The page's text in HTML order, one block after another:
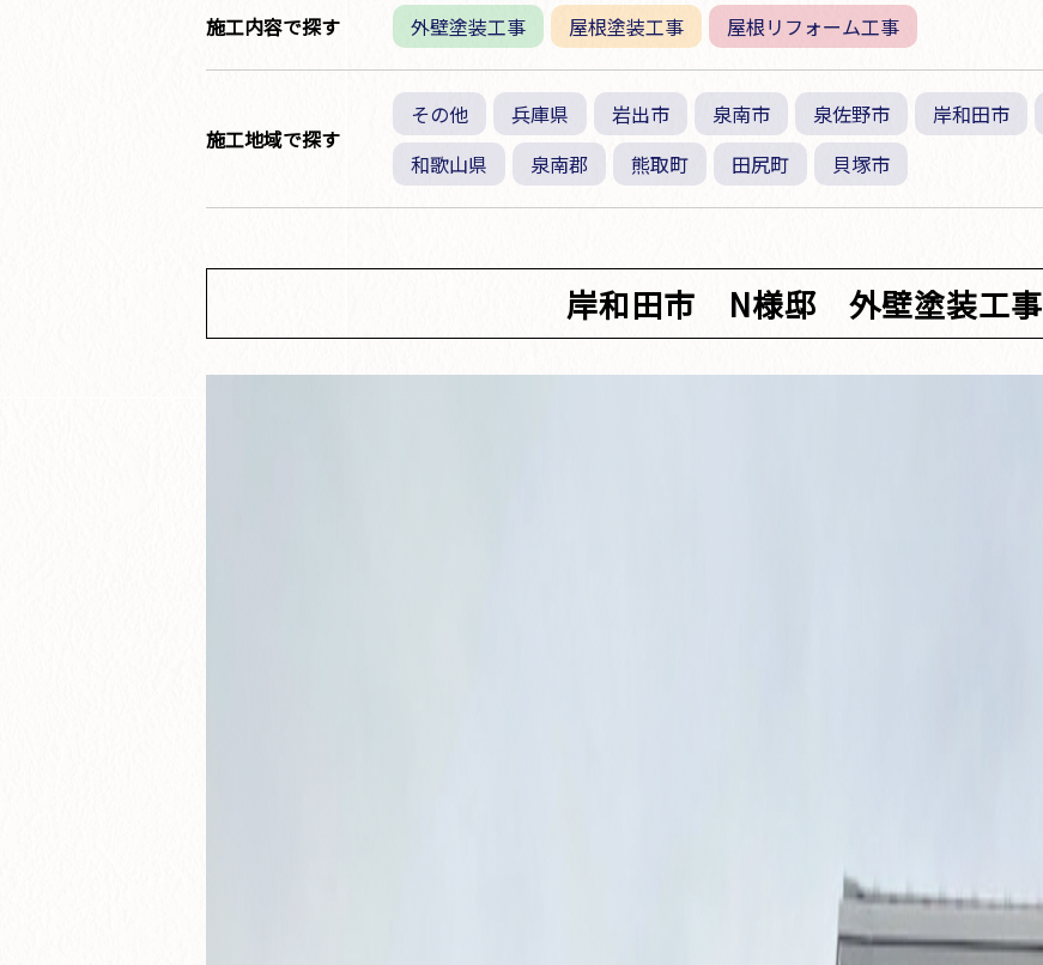
施工内容で探す 外壁塗装工事 屋根塗装工事 屋根リフォーム工事
施工地域で探す
その他 兵庫県 岩出市 泉南市 泉佐野市 岸和田市
和歌山県
泉南郡 熊取町 田尻町 貝塚市
岸和田市 N様邸 外壁塗装工事